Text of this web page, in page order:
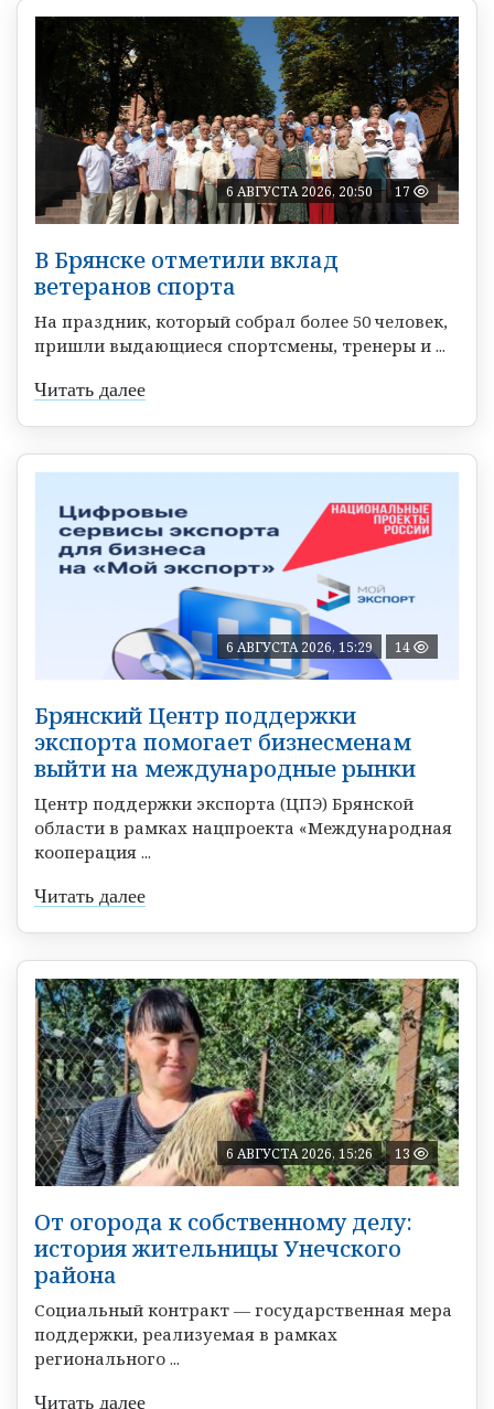
6 АВГУСТА 2026, 20:50 17
В Брянске отметили вклад
ветеранов спорта
На праздник, который собрал более 50 человек,
пришли выдающиеся спортсмены, тренеры и ...
Читать далее
6 АВГУСТА 2026, 15:29 14
Брянский Центр поддержки
экспорта помогает бизнесменам
выйти на международные рынки
Центр поддержки экспорта (ЦПЭ) Брянской
области в рамках нацпроекта «Международная
кооперация ...
Читать далее
6 АВГУСТА 2026, 15:26 13
От огорода к собственному делу:
история жительницы Унечского
района
Социальный контракт — государственная мера
поддержки, реализуемая в рамках
регионального ...
Читать далее